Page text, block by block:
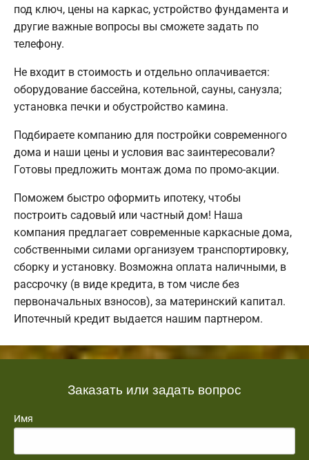
под ключ, цены на каркас, устройство фундамента и
другие важные вопросы вы сможете задать по
телефону.
Не входит в стоимость и отдельно оплачивается:
оборудование бассейна, котельной, сауны, санузла;
установка печки и обустройство камина.
Подбираете компанию для постройки современного
дома и наши цены и условия вас заинтересовали?
Готовы предложить монтаж дома по промо-акции.
Поможем быстро оформить ипотеку, чтобы
построить садовый или частный дом! Наша
компания предлагает современные каркасные дома,
собственными силами организуем транспортировку,
сборку и установку. Возможна оплата наличными, в
рассрочку (в виде кредита, в том числе без
первоначальных взносов), за материнский капитал.
Ипотечный кредит выдается нашим партнером.
Заказать или задать вопрос
Имя